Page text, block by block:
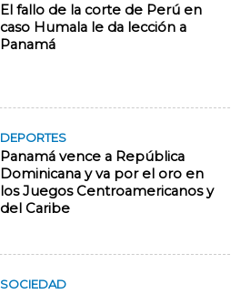
El fallo de la corte de Perú en
caso Humala le da lección a
Panamá
DEPORTES
Panamá vence a República
Dominicana y va por el oro en
los Juegos Centroamericanos y
del Caribe
SOCIEDAD